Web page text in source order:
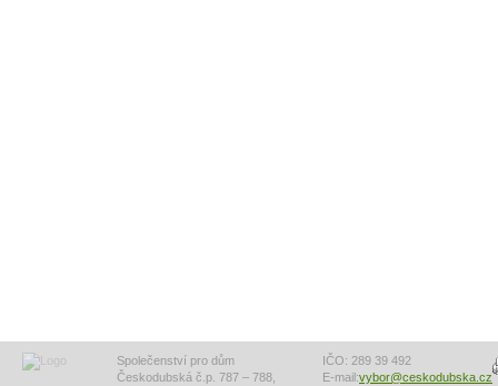
Společenství pro dům
Českodubská č.p. 787 – 788,
IČO: 289 39 492
E-mail:vybor@ceskodubska.cz